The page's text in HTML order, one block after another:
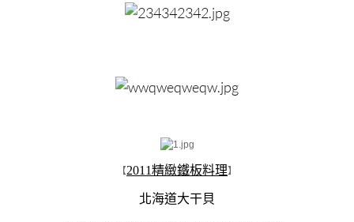
【2011精緻鐵板料理】
北海道大干貝